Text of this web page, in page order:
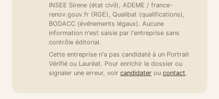
INSEE Sirene (état civil), ADEME / france-
renov.gouv.fr (RGE), Qualibat (qualifications),
BODACC (événements légaux). Aucune
information n'est saisie par l'entreprise sans
contrôle éditorial.
Cette entreprise n'a pas candidaté à un Portrait
Vérifié ou Lauréat. Pour enrichir le dossier ou
signaler une erreur, voir candidater ou contact.